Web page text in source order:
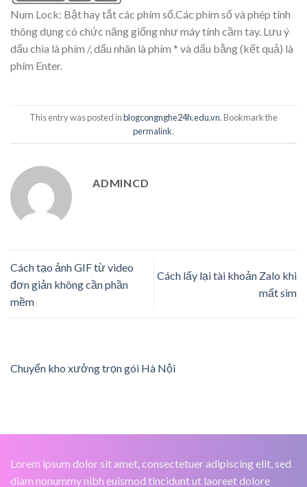
Num Lock: Bật hay tắt các phím số.Các phím số và phép tính
thông dụng có chức năng giống như máy tính cầm tay. Lưu ý
dấu chia là phím /, dấu nhân là phím * và dấu bằng (kết quả) là
phím Enter.
This entry was posted inblogcongnghe24h.edu.vn. Bookmark the
permalink.
ADMINCD
Cách tạo ảnh GIF từ video
đơn giản không cần phần
mềm
Cách lấy lại tài khoản Zalo khi
mất sim
Chuyển kho xưởng trọn gói Hà Nội
Lorem ipsum dolor sit amet, consectetuer adipiscing elit, sed
diam nonummy nibh euismod tincidunt ut laoreet dolore